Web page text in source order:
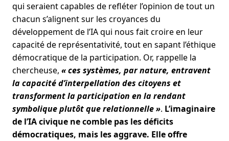
qui seraient capables de refléter l’opinion de tout un
chacun s’alignent sur les croyances du
développement de l’IA qui nous fait croire en leur
capacité de représentativité, tout en sapant l’éthique
démocratique de la participation. Or, rappelle la
chercheuse, « ces systèmes, par nature, entravent
la capacité d’interpellation des citoyens et
transforment la participation en la rendant
symbolique plutôt que relationnelle ». L’imaginaire
de l’IA civique ne comble pas les déficits
démocratiques, mais les aggrave. Elle offre